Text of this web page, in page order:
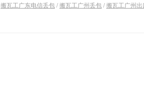
搬瓦工广东电信丢包/搬瓦工广州丢包/搬瓦工广州出